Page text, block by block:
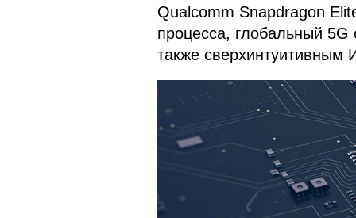
Qualcomm Snapdragon
процесса, глобальный
также сверхинтуитивным